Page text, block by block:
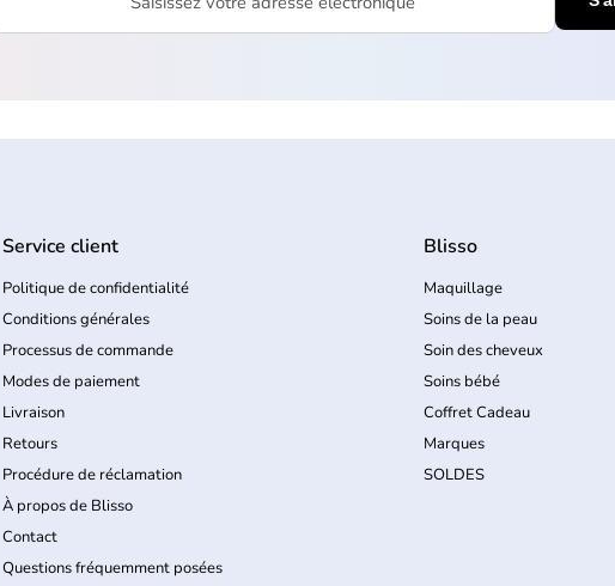
Saisissez votre adresse électronique
Service client
Politique de confidentialité
Conditions générales
Processus de commande
Modes de paiement
Livraison
Retours
Procédure de réclamation
À propos de Blisso
Contact
Questions fréquemment posées
Blisso
Maquillage
Soins de la peau
Soin des cheveux
Soins bébé
Coffret Cadeau
Marques
SOLDES